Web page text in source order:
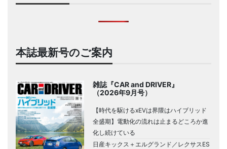
本誌最新号のご案内
雑誌『CAR and DRIVER』
（2026年9月号）
【時代を駆けるxEVは界隈はハイブリッド
全盛期】電動化の流れは止まるどころか進
化し続けている
日産キックス＋エルグランド／レクサスES